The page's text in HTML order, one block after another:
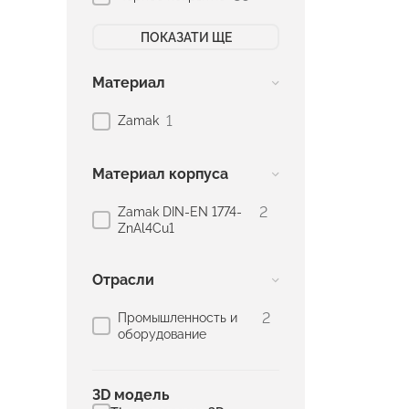
ПОКАЗАТИ ЩЕ
Материал
Zamak 1
Материал корпуса
Zamak DIN-EN 1774-
ZnAl4Cu1
2
Отрасли
Промышленность и
оборудование
2
3D модель